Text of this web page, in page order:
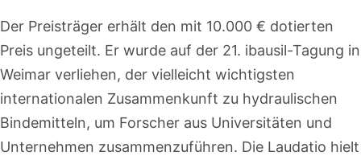
Der Preisträger erhält den mit 10.000 € dotierten
Preis ungeteilt. Er wurde auf der 21. ibausil-Tagung in
Weimar verliehen, der vielleicht wichtigsten
internationalen Zusammenkunft zu hydraulischen
Bindemitteln, um Forscher aus Universitäten und
Unternehmen zusammenzuführen. Die Laudatio hielt